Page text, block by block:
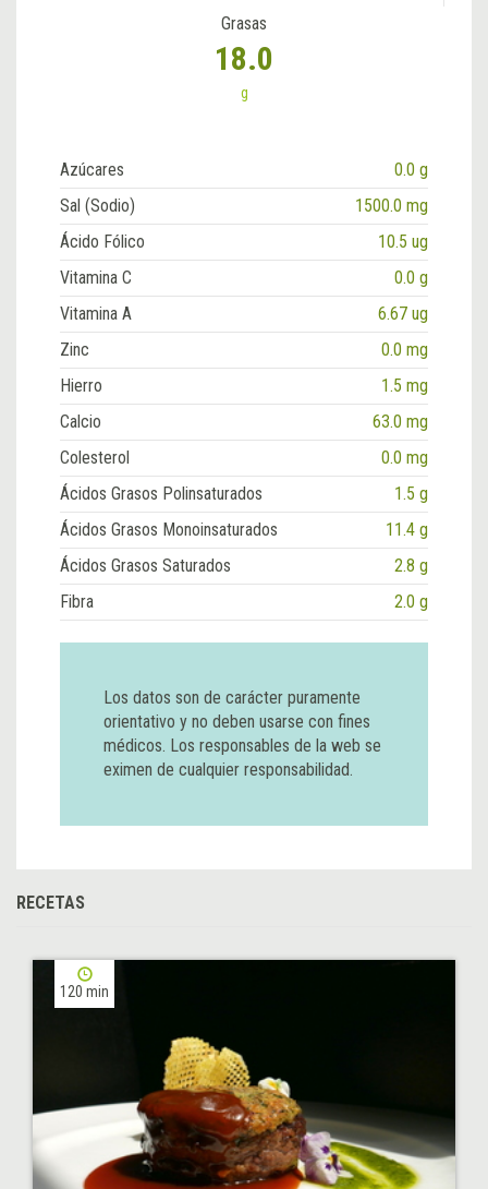
Grasas
18.0
g
Azúcares
0.0 g
Sal (Sodio)
1500.0 mg
Ácido Fólico
10.5 ug
Vitamina C
0.0 g
Vitamina A
6.67 ug
Zinc
0.0 mg
Hierro
1.5 mg
Calcio
63.0 mg
Colesterol
0.0 mg
Ácidos Grasos Polinsaturados
1.5 g
Ácidos Grasos Monoinsaturados
11.4 g
Ácidos Grasos Saturados
2.8 g
Fibra
2.0 g
Los datos son de carácter puramente
orientativo y no deben usarse con fines
médicos. Los responsables de la web se
eximen de cualquier responsabilidad.
RECETAS
120 min